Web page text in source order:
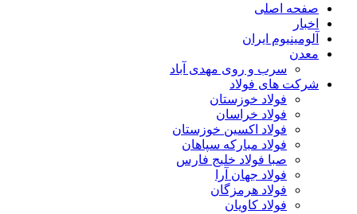
صفحه اصلی
اخبار
آلومینیوم ایران
معدن
سرب و روی مهدی آباد
شرکت های فولاد
فولاد خوزستان
فولاد خراسان
فولاد اکسین خوزستان
فولاد مبارکه سپاهان
صبا فولاد خلیج فارس
فولاد جهان آرا
فولاد هرمزگان
فولاد کاویان